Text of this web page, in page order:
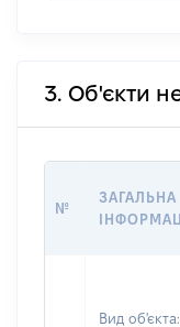
3. Об'єкти
№
ЗАГАЛЬНА
Вид об'єкта: